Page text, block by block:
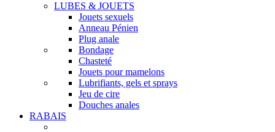
LUBES & JOUETS
Jouets sexuels
Anneau Pénien
Plug anale
Bondage
Chasteté
Jouets pour mamelons
Lubrifiants, gels et sprays
Jeu de cire
Douches anales
RABAIS